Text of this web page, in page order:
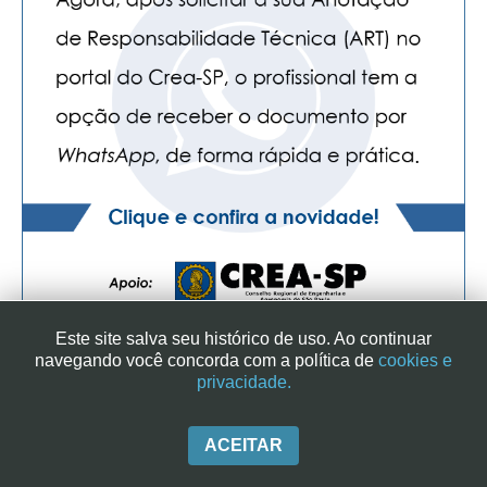
PUBLICIDADE
MANUAL DE REDAÇÃO
CADASTRO
NÚCLEO JOVEM
SINDICATO DOS ENGENHEIROS NO ESTADO DE SÃO PAULO
|+ 55 (11) 3113-2600
Este site salva seu histórico de uso. Ao continuar
navegando você concorda com a política de cookies e
privacidade.
ACEITAR